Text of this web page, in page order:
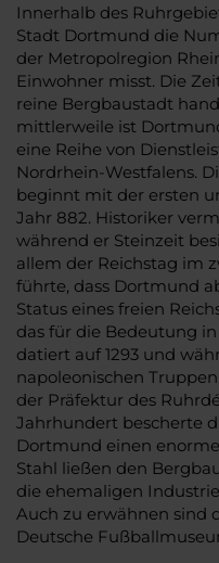
Innerhalb des
Stadt Dortmund die
der Metropolregion
Einwohner misst. Die
reine Bergbaustadt
mittlerweile ist
eine Reihe von
Nordrhein-Westfalens.
beginnt mit der ersten
Jahr 882. Historiker
während er Steinzeit
allem der Reichstag im
führte, dass Dortmund
Status eines freien
das für die Bedeutung
datiert auf 1293 und
napoleonischen
der Präfektur des
Jahrhundert bescherte
Dortmund einen
Stahl ließen den
die ehemaligen
Auch zu erwähnen sind
Deutsche